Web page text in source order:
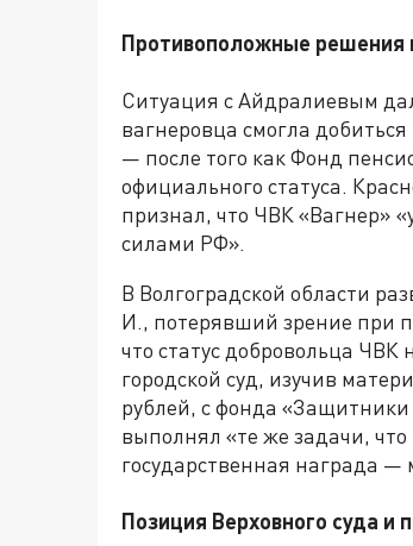
Противоположные решения
Ситуация с Айдралиевым
вагнеровца смогла
— после того как Фонд
официального статуса.
признал, что ЧВК «Вагнер»
силами РФ».
В Волгоградской области
И., потерявший зрение при
что статус добровольца
городской суд, изучив
рублей, с фонда
выполнял «те же задачи,
государственная награда
Позиция Верховного суда и